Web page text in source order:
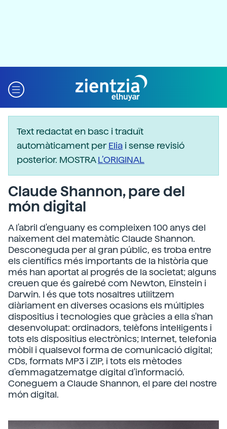
Text redactat en basc i traduït
automàticament perElia i sense revisió
posterior. MOSTRAL’ORIGINAL
Claude Shannon, pare del
món digital
A l'abril d'enguany es compleixen 100 anys del
naixement del matemàtic Claude Shannon.
Desconeguda per al gran públic, es troba entre
els científics més importants de la història que
més han aportat al progrés de la societat; alguns
creuen que és gairebé com Newton, Einstein i
Darwin. I és que tots nosaltres utilitzem
diàriament en diverses ocasions els múltiples
dispositius i tecnologies que gràcies a ella s'han
desenvolupat: ordinadors, telèfons intel·ligents i
tots els dispositius electrònics; Internet, telefonia
mòbil i qualsevol forma de comunicació digital;
CDs, formats MP3 i ZIP, i tots els mètodes
d'emmagatzematge digital d'informació.
Coneguem a Claude Shannon, el pare del nostre
món digital.